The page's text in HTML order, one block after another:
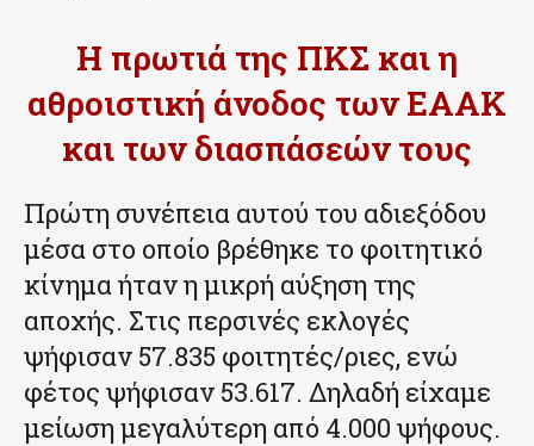
Η πρωτιά της ΠΚΣ και η
αθροιστική άνοδος των ΕΑΑΚ
και των διασπάσεών τους
Πρώτη συνέπεια αυτού του αδιεξόδου
μέσα στο οποίο βρέθηκε το φοιτητικό
κίνημα ήταν η μικρή αύξηση της
αποχής. Στις περσινές εκλογές
ψήφισαν 57.835 φοιτητές/ριες, ενώ
φέτος ψήφισαν 53.617. Δηλαδή είχαμε
μείωση μεγαλύτερη από 4.000 ψήφους.